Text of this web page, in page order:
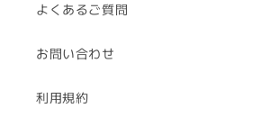
よくあるご質問
お問い合わせ
利用規約